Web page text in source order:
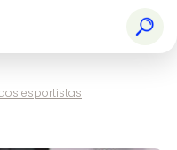
esportistas